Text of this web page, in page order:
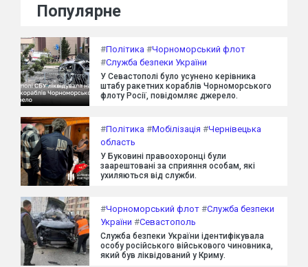
Популярне
#Політика #Чорноморський флот
#Служба безпеки України
У Севастополі було усунено керівника
штабу ракетних кораблів Чорноморського
флоту Росії, повідомляє джерело.
#Політика #Мобілізація #Чернівецька
область
У Буковині правоохоронці були
заарештовані за сприяння особам, які
ухиляються від служби.
#Чорноморський флот #Служба безпеки
України #Севастополь
Служба безпеки України ідентифікувала
особу російського військового чиновника,
який був ліквідований у Криму.